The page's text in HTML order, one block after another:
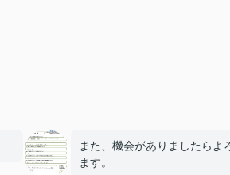
また、機会がありましたらよ
ます。